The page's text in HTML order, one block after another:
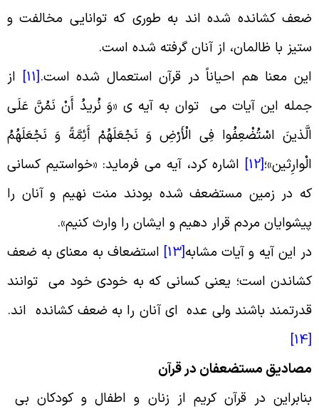
کشانده شده اند به طوری که توانایی مخالفت و
با ظالمان، از آنان گرفته شده است.
معنا هم احیاناً در قرآن استعمال شده است.
[11]
از
این آیات می توان به آیه ی «وَ نُریدُ أَنْ نَمُنَّ عَلَى
اسْتُضْعِفُوا فِی الْأَرْضِ وَ نَجْعَلَهُمْ أَئِمَّةً وَ نَجْعَلَهُمُ
[12]
اشاره کرد، آیه می فرماید: «خواستیم کسانی
در زمین مستضعف شده بودند منت نهیم و آنان را
مردم قرار دهیم و ایشان را وارث کنیم».
این آیه و آیات مشابه[13]
استضعاف به معنای به ضعف
است؛ یعنی کسانی که به خودی خود می توانند
باشند ولی عده ای آنان را به ضعف کشانده اند.
مستضعفان در قرآن
در قرآن کریم از زنان و اطفال و کودکان بی